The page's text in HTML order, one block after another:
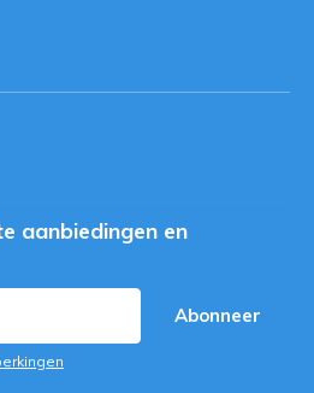
aanbiedingen en
Abonneer